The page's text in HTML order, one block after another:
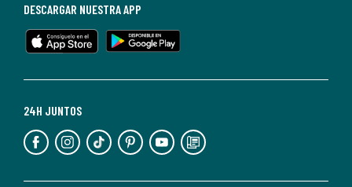
en
cualquier
Para
información,
puedes
24H JUNTOS
DESCARGAR NUESTRA APP